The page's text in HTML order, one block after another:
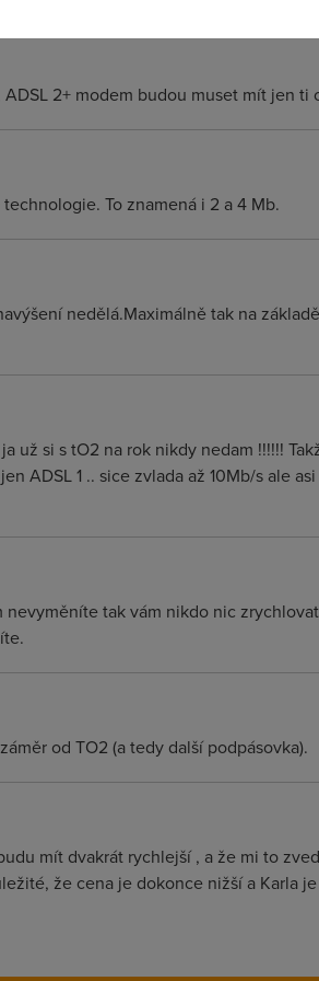
2+ modem budou muset mít jen ti
To znamená i 2 a 4 Mb.
nedělá.Maximálně tak na
už si s tO2 na rok nikdy nedam !!!!!!
ADSL 1 .. sice zvlada až 10Mb/s ale
tak vám nikdo nic
od TO2 (a tedy další podpásovka).
mít dvakrát rychlejší , a že mi to
že cena je dokonce nižší a Karla